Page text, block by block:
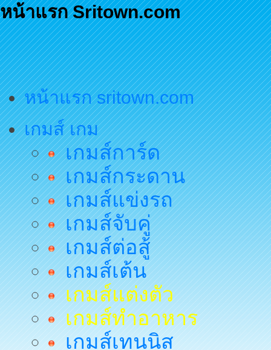
หน้าแรก Sritown.com
หน้าแรก sritown.com
เกมส์ เกม
เกมส์การ์ด
เกมส์กระดาน
เกมส์แข่งรถ
เกมส์จับคู่
เกมส์ต่อสู้
เกมส์เต้น
เกมส์แต่งตัว
เกมส์ทำอาหาร
เกมส์เทนนิส